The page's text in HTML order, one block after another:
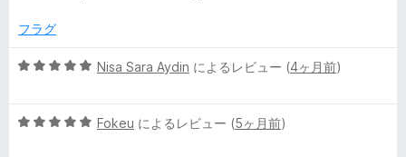
5
評
フラグ
5
中
Nisa Sara Aydin によるレビュー (4ヶ月前)
5
Fokeu によるレビュー (5ヶ月前)